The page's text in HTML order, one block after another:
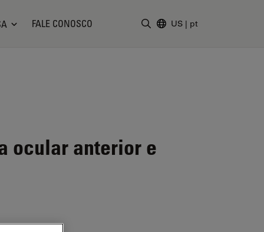
FALE CONOSCO US | pt
ocular anterior e